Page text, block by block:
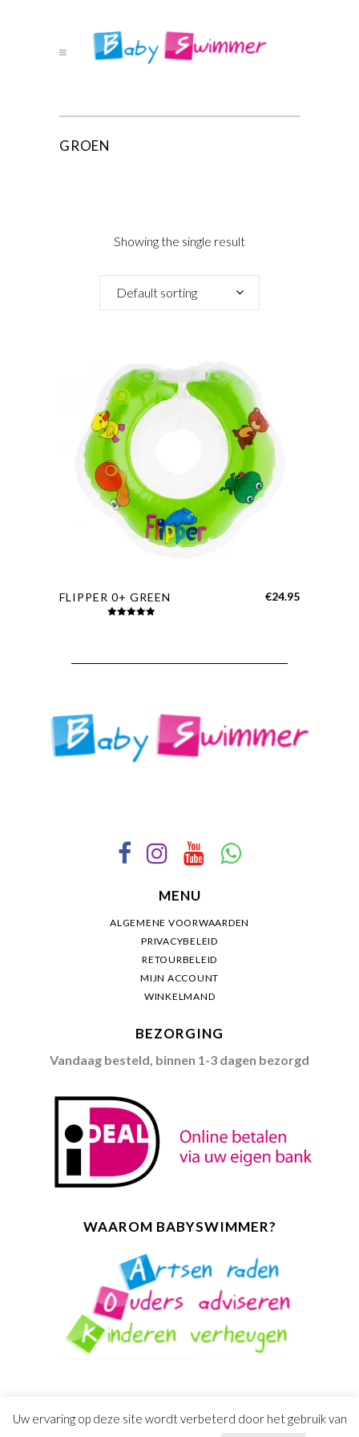
GROEN
Showing the single result
Default sorting
FLIPPER 0+ GREEN €24.95
MENU
ALGEMENE VOORWAARDEN
PRIVACYBELEID
RETOURBELEID
MIJN ACCOUNT
WINKELMAND
BEZORGING
Vandaag besteld, binnen 1-3 dagen bezorgd
WAAROM BABYSWIMMER?
Uw ervaring op deze site wordt verbeterd door het gebruik van